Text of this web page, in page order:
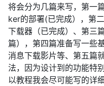
将会分为几篇来写，第一
ker的部署(已完成），第
下载器（已完成）、第三
篇），第四篇准备写一些
消息下载影片等、第五篇
法，因为设计到的功能特
以教程我会尽可能写的详